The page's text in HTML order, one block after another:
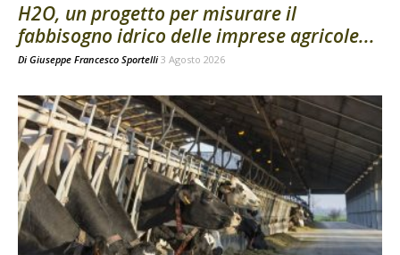
H2O, un progetto per misurare il
fabbisogno idrico delle imprese agricole...
Di Giuseppe Francesco Sportelli 3 Agosto 2026